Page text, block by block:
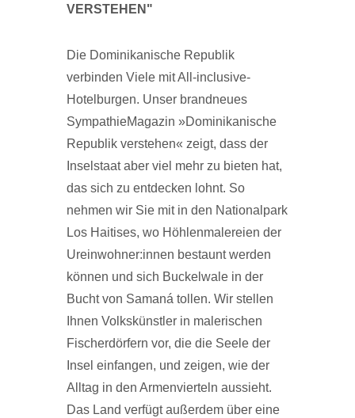
VERSTEHEN"
Die Dominikanische Republik
verbinden Viele mit All-inclusive-
Hotelburgen. Unser brandneues
SympathieMagazin »Dominikanische
Republik verstehen« zeigt, dass der
Inselstaat aber viel mehr zu bieten hat,
das sich zu entdecken lohnt. So
nehmen wir Sie mit in den Nationalpark
Los Haitises, wo Höhlenmalereien der
Ureinwohner:innen bestaunt werden
können und sich Buckelwale in der
Bucht von Samaná tollen. Wir stellen
Ihnen Volkskünstler in malerischen
Fischerdörfern vor, die die Seele der
Insel einfangen, und zeigen, wie der
Alltag in den Armenvierteln aussieht.
Das Land verfügt außerdem über eine